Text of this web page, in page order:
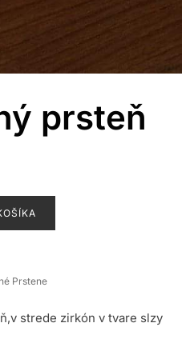
prsteň
Prstene
strede zirkón v tvare slzy